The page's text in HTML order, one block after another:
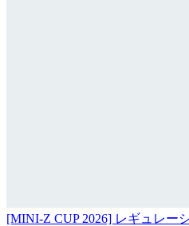
[MINI-Z CUP 2026] レギュレー